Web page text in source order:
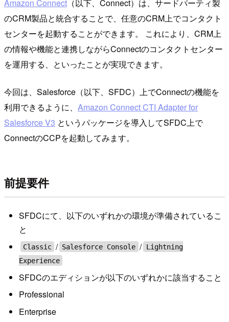
Amazon Connect （以下、Connect）は、サードパーティ製
のCRM製品と統合することで、任意のCRM上でコンタクト
センターを起動することができます。 これにより、CRM上
の情報や機能と連携しながらConnectのコンタクトセンター
を運用する、といったことが実現できます。
今回は、Salesforce（以下、SFDC）上でConnectの機能を
利用できるように、 Amazon Connect CTI Adapter for
Salesforce V3 というパッケージを導入してSFDC上で
ConnectのCCPを起動してみます。
前提要件
SFDCにて、以下のいずれかの環境が準備されているこ
と
Classic / Salesforce Console / Lightning
Experience
SFDCのエディションが以下のいずれかに該当すること
Professional
Enterprise